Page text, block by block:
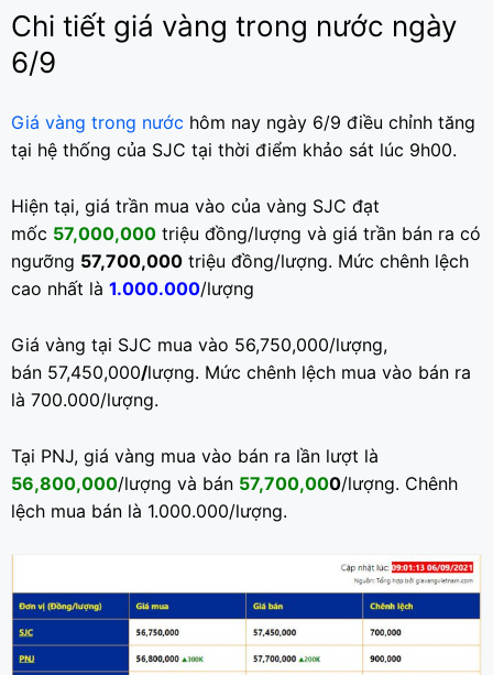
Chi tiết giá vàng trong nước ngày
6/9
Giá vàng trong nước hôm nay ngày 6/9 điều chỉnh tăng
tại hệ thống của SJC tại thời điểm khảo sát lúc 9h00.
Hiện tại, giá trần mua vào của vàng SJC đạt
mốc 57,000,000 triệu đồng/lượng và giá trần bán ra có
ngưỡng 57,700,000 triệu đồng/lượng. Mức chênh lệch
cao nhất là 1.000.000/lượng
Giá vàng tại SJC mua vào 56,750,000/lượng,
bán 57,450,000/lượng. Mức chênh lệch mua vào bán ra
là 700.000/lượng.
Tại PNJ, giá vàng mua vào bán ra lần lượt là
56,800,000/lượng và bán 57,700,000/lượng. Chênh
lệch mua bán là 1.000.000/lượng.